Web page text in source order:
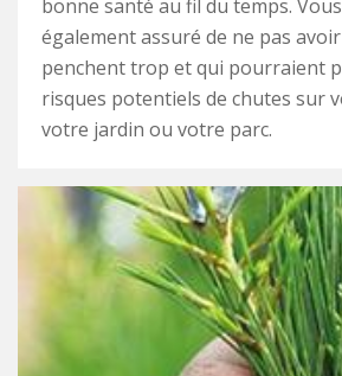
bonne santé au fil du temps.
également assuré de ne pas
penchent trop et qui pourraient
risques potentiels de chutes sur
votre jardin ou votre parc.